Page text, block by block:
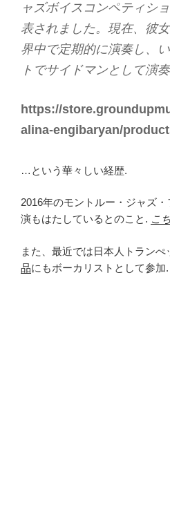
ャズボイスコンペティシ
表されました。現在、彼
界中で定期的に演奏し、
トでサイドマンとして演
https://
alina-engibaryan/
…という華々しい経歴.
2016年のモントルー・ジャズ
演もはたしているとのこと. こ
また、最近では日本人トランぺ
品にもボーカリストとして参加.